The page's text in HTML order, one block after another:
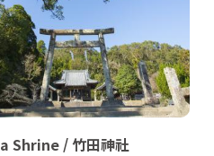
Shrine / 竹田神社